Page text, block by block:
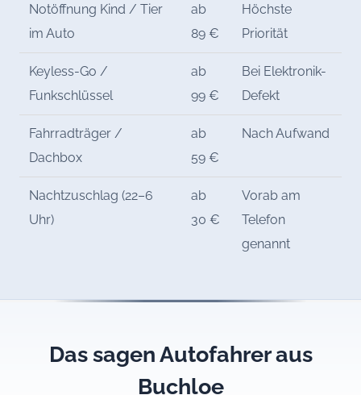
Notöffnung Kind / Tier
im Auto
ab
89 €
Höchste
Priorität
Keyless-Go /
Funkschlüssel
ab
99 €
Bei Elektronik-
Defekt
Fahrradträger /
Dachbox
ab
59 €
Nach Aufwand
Nachtzuschlag (22–6
Uhr)
ab
30 €
Vorab am
Telefon
genannt
Das sagen Autofahrer aus
Buchloe